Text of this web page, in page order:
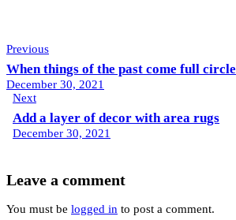
Post
navigation
Previous
When things of the past come full circle
December 30, 2021
Next
Add a layer of decor with area rugs
December 30, 2021
Leave a comment
You must be logged in to post a comment.